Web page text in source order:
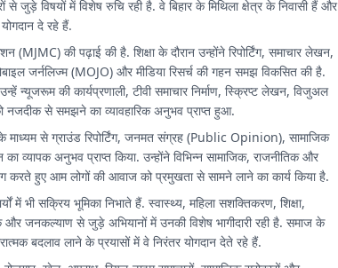
जुड़े विषयों में विशेष रुचि रही है. वे बिहार के मिथिला क्षेत्र के निवासी हैं और
दे रहे हैं.
की पढ़ाई की है. शिक्षा के दौरान उन्होंने रिपोर्टिंग, समाचार लेखन,
जर्नलिज्म (MOJO) और मीडिया रिसर्च की गहन समझ विकसित की है.
न्यूजरूम की कार्यप्रणाली, टीवी समाचार निर्माण, स्क्रिप्ट लेखन, विजुअल
नजदीक से समझने का व्यावहारिक अनुभव प्राप्त हुआ.
के माध्यम से ग्राउंड रिपोर्टिंग, जनमत संग्रह (Public Opinion), सामाजिक
व्यापक अनुभव प्राप्त किया. उन्होंने विभिन्न सामाजिक, राजनीतिक और
करते हुए आम लोगों की आवाज को प्रमुखता से सामने लाने का कार्य किया है.
में भी सक्रिय भूमिका निभाते हैं. स्वास्थ्य, महिला सशक्तिकरण, शिक्षा,
और जनकल्याण से जुड़े अभियानों में उनकी विशेष भागीदारी रही है. समाज के
बदलाव लाने के प्रयासों में वे निरंतर योगदान देते रहे हैं.